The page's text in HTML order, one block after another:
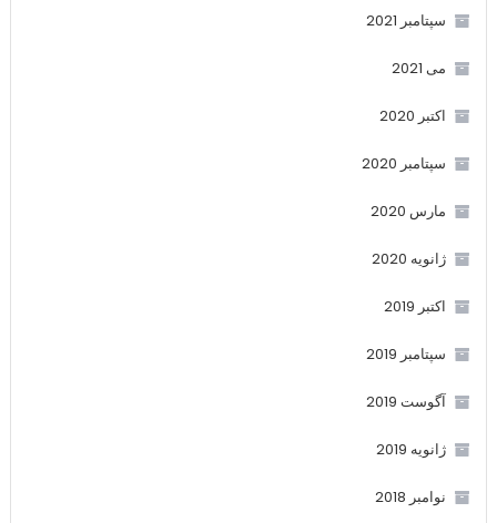
سپتامبر 2021
می 2021
اکتبر 2020
سپتامبر 2020
مارس 2020
ژانویه 2020
اکتبر 2019
سپتامبر 2019
آگوست 2019
ژانویه 2019
نوامبر 2018